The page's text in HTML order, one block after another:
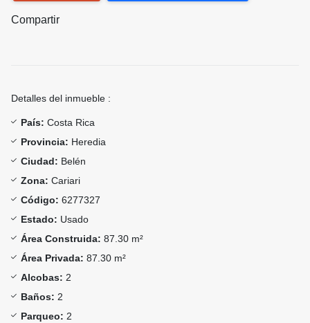
Compartir
Detalles del inmueble :
País: Costa Rica
Provincia: Heredia
Ciudad: Belén
Zona: Cariari
Código: 6277327
Estado: Usado
Área Construida: 87.30 m²
Área Privada: 87.30 m²
Alcobas: 2
Baños: 2
Parqueo: 2